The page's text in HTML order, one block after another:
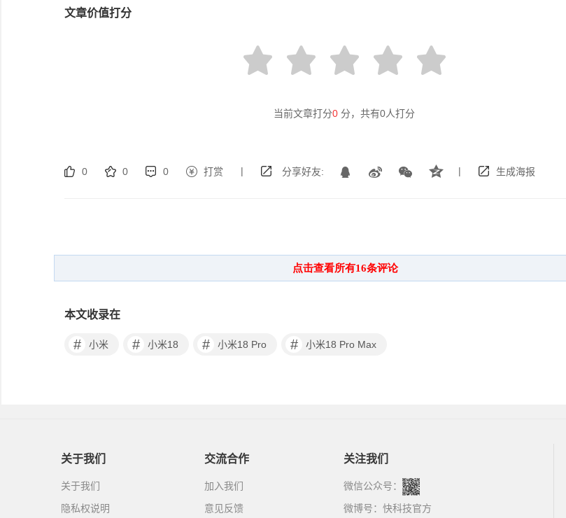
文章价值打分
当前文章打分0 分，共有0人打分
0 0 0 打赏 | 分享好友: | 生成海报
本文收录在
# 小米 # 小米18 # 小米18 Pro # 小米18 Pro Max
关于我们
关于我们
隐私权说明
交流合作
加入我们
意见反馈
关注我们
微信公众号：
微博号： 快科技官方